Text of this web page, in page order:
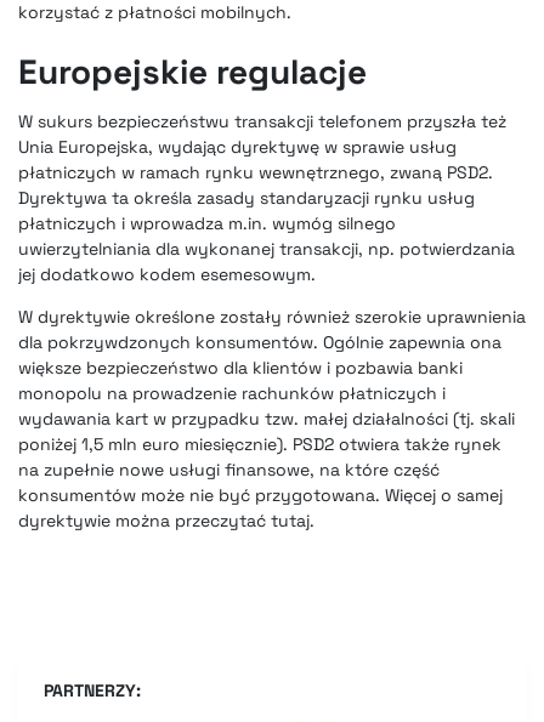
korzystać z płatności mobilnych.
Europejskie regulacje
W sukurs bezpieczeństwu transakcji telefonem przyszła też
Unia Europejska, wydając dyrektywę w sprawie usług
płatniczych w ramach rynku wewnętrznego, zwaną PSD2.
Dyrektywa ta określa zasady standaryzacji rynku usług
płatniczych i wprowadza m.in. wymóg silnego
uwierzytelniania dla wykonanej transakcji, np. potwierdzania
jej dodatkowo kodem esemesowym.
W dyrektywie określone zostały również szerokie uprawnienia
dla pokrzywdzonych konsumentów. Ogólnie zapewnia ona
większe bezpieczeństwo dla klientów i pozbawia banki
monopolu na prowadzenie rachunków płatniczych i
wydawania kart w przypadku tzw. małej działalności (tj. skali
poniżej 1,5 mln euro miesięcznie). PSD2 otwiera także rynek
na zupełnie nowe usługi finansowe, na które część
konsumentów może nie być przygotowana. Więcej o samej
dyrektywie można przeczytać tutaj.
PARTNERZY: